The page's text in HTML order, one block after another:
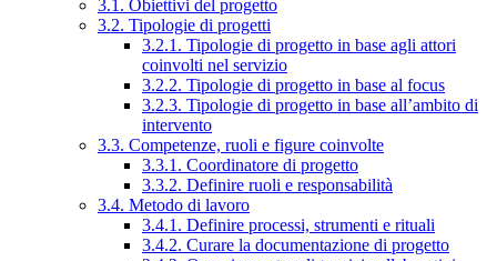
3.1. Obiettivi del progetto
3.2. Tipologie di progetti
3.2.1. Tipologie di progetto in base agli attori
coinvolti nel servizio
3.2.2. Tipologie di progetto in base al focus
3.2.3. Tipologie di progetto in base all’ambito di
intervento
3.3. Competenze, ruoli e figure coinvolte
3.3.1. Coordinatore di progetto
3.3.2. Definire ruoli e responsabilità
3.4. Metodo di lavoro
3.4.1. Definire processi, strumenti e rituali
3.4.2. Curare la documentazione di progetto